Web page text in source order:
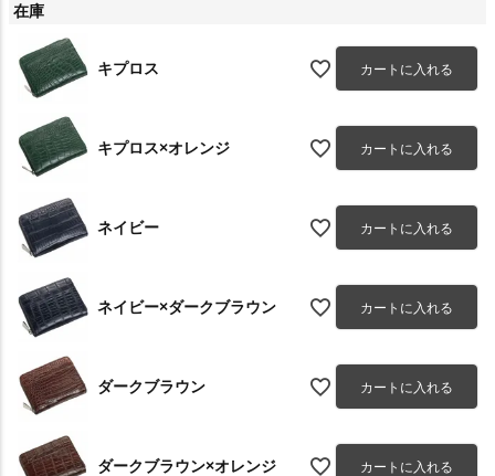
在庫
キプロス カートに入れる
キプロス×オレンジ カートに入れる
ネイビー カートに入れる
ネイビー×ダークブラウン カートに入れる
ダークブラウン カートに入れる
ダークブラウン×オレンジ カートに入れる